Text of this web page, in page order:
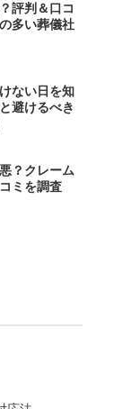
評判＆口コ
多い葬儀社
ない日を知
避けるべき
？クレーム
ミを調査